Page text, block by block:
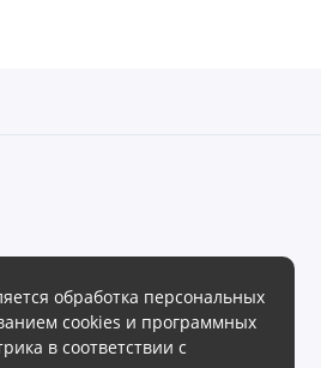
обработка персональных
cookies и программных
в соответствии с
море» готов предложить своим
продукции в различных